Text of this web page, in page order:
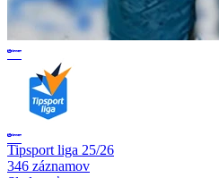
Tipsport liga 25/26
346 záznamov